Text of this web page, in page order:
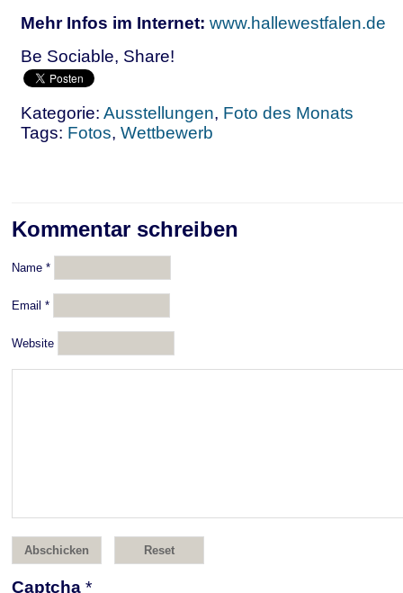
Mehr Infos im Internet: www.hallewestfalen.de
Be Sociable, Share!
Kategorie: Ausstellungen, Foto des Monats
Tags: Fotos, Wettbewerb
Kommentar schreiben
Name *
Email *
Website
Captcha *